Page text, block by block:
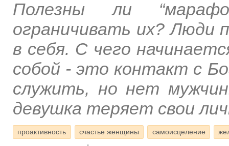
Полезны ли
ограничивать их? Люди
в себя. С чего
собой - это контакт с
служить, но нет
девушка теряет свои
проактивность счастье женщины самоисцеление